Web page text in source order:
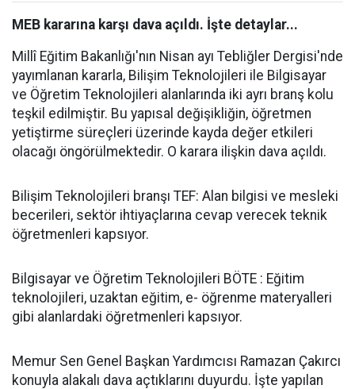
MEB kararına karşı dava açıldı. İşte detaylar...
Millî Eğitim Bakanlığı'nın Nisan ayı Tebliğler Dergisi'nde
yayımlanan kararla, Bilişim Teknolojileri ile Bilgisayar
ve Öğretim Teknolojileri alanlarında iki ayrı branş kolu
teşkil edilmiştir. Bu yapısal değişikliğin, öğretmen
yetiştirme süreçleri üzerinde kayda değer etkileri
olacağı öngörülmektedir. O karara ilişkin dava açıldı.
Bilişim Teknolojileri branşı TEF: Alan bilgisi ve mesleki
becerileri, sektör ihtiyaçlarına cevap verecek teknik
öğretmenleri kapsıyor.
Bilgisayar ve Öğretim Teknolojileri BÖTE : Eğitim
teknolojileri, uzaktan eğitim, e- öğrenme materyalleri
gibi alanlardaki öğretmenleri kapsıyor.
Memur Sen Genel Başkan Yardımcısı Ramazan Çakırcı
konuyla alakalı dava açtıklarını duyurdu. İşte yapılan